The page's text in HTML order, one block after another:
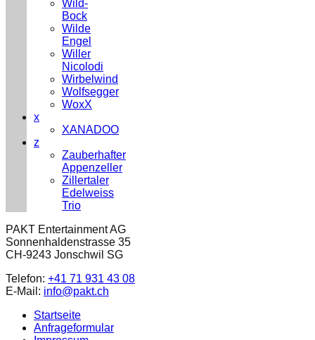
Wild-
Bock
Wilde
Engel
Willer
Nicolodi
Wirbelwind
Wolfsegger
WoxX
x
XANADOO
z
Zauberhafter
Appenzeller
Zillertaler
Edelweiss
Trio
PAKT Entertainment AG
Sonnenhaldenstrasse 35
CH-9243 Jonschwil SG
Telefon: +41 71 931 43 08
E-Mail: info@pakt.ch
Startseite
Anfrageformular